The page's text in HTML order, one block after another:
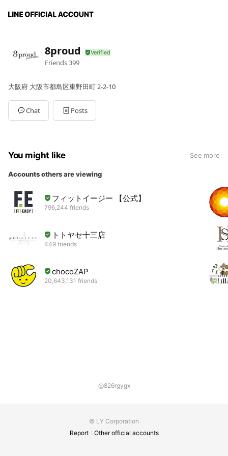
8proud
Friends399
大阪府 大阪市都島区東野田町 2-2-10
Chat Posts
You might like See more
Accounts others are viewing
フィットイージー 【公式】
796,244 friends
トトヤセ十三店
449 friends
chocoZAP
20,643,131 friends
@826rgygx
© LY Corporation
Report
Other official accounts